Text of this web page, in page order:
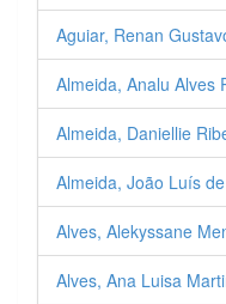
Aguiar, Renan
Almeida, Analu Alves
Almeida, Daniellie
Almeida, João Luís de
Alves, Alekyssane
Alves, Ana Luisa